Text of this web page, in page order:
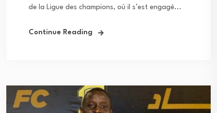
de la Ligue des champions, où il s’est engagé...
Continue Reading